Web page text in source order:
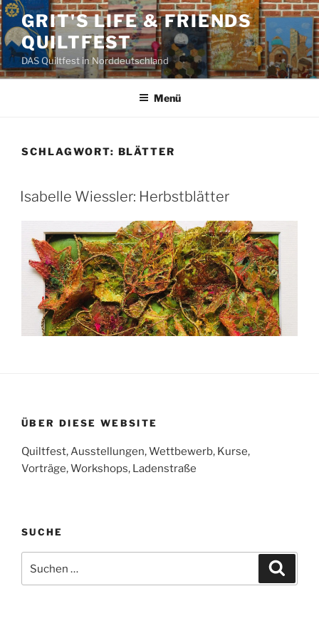
Zum
Inhalt
springen
GRIT'S LIFE & FRIENDS
QUILTFEST
DAS Quiltfest in Norddeutschland
Menü
SCHLAGWORT: BLÄTTER
Isabelle Wiessler: Herbstblätter
ÜBER DIESE WEBSITE
Quiltfest, Ausstellungen, Wettbewerb, Kurse,
Vorträge, Workshops, Ladenstraße
SUCHE
nach: